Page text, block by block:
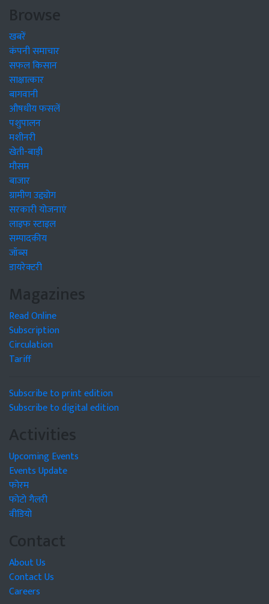
Browse
खबरें
कंपनी समाचार
सफल किसान
साक्षात्कार
बागवानी
औषधीय फसलें
पशुपालन
मशीनरी
खेती-बाड़ी
मौसम
बाजार
ग्रामीण उद्द्योग
सरकारी योजनाएं
लाइफ स्टाइल
सम्पादकीय
जॉब्स
डायरेक्टरी
Magazines
Read Online
Subscription
Circulation
Tariff
Subscribe to print edition
Subscribe to digital edition
Activities
Upcoming Events
Events Update
फोरम
फोटो गैलरी
वीडियो
Contact
About Us
Contact Us
Careers